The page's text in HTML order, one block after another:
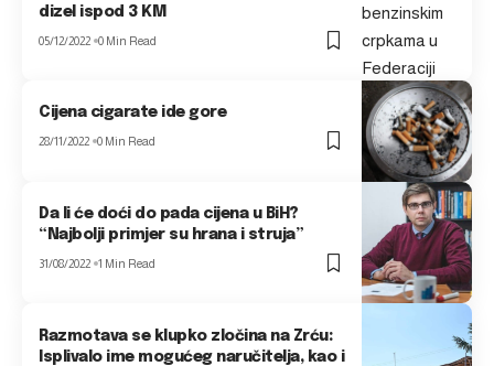
dizel ispod 3 KM
05/12/2022 0 Min Read
Cijena cigarate ide gore
28/11/2022 0 Min Read
Da li će doći do pada cijena u BiH?
“Najbolji primjer su hrana i struja”
31/08/2022 1 Min Read
Razmotava se klupko zločina na Zrću:
Isplivalo ime mogućeg naručitelja, kao i